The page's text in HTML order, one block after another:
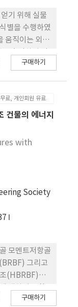
기 위해 실물
별을 수행하였
움직이는 외부
한 자료를 확
반논문에서는
설치한 후 응
였다.
구매하기
료, 개인회원 유료
건물의 에너지
with
Society
모멘트저항골
그리고
(HBRBF)에
산정하기 위
구매하기